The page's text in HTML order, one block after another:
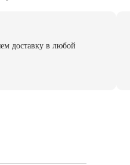
доставку в любой